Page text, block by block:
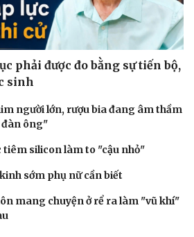
phải được đo bằng sự tiến bộ,
sinh
người lớn, rượu bia đang âm thầm
ông"
tiêm silicon làm to "cậu nhỏ"
sớm phụ nữ cần biết
mang chuyện ở rể ra làm "vũ khí"